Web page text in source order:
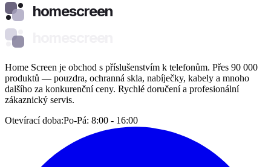
homescreen
Home Screen je obchod s příslušenstvím k telefonům. Přes 90 000
produktů — pouzdra, ochranná skla, nabíječky, kabely a mnoho
dalšího za konkurenční ceny. Rychlé doručení a profesionální
zákaznický servis.
Otevírací doba:Po-Pá: 8:00 - 16:00